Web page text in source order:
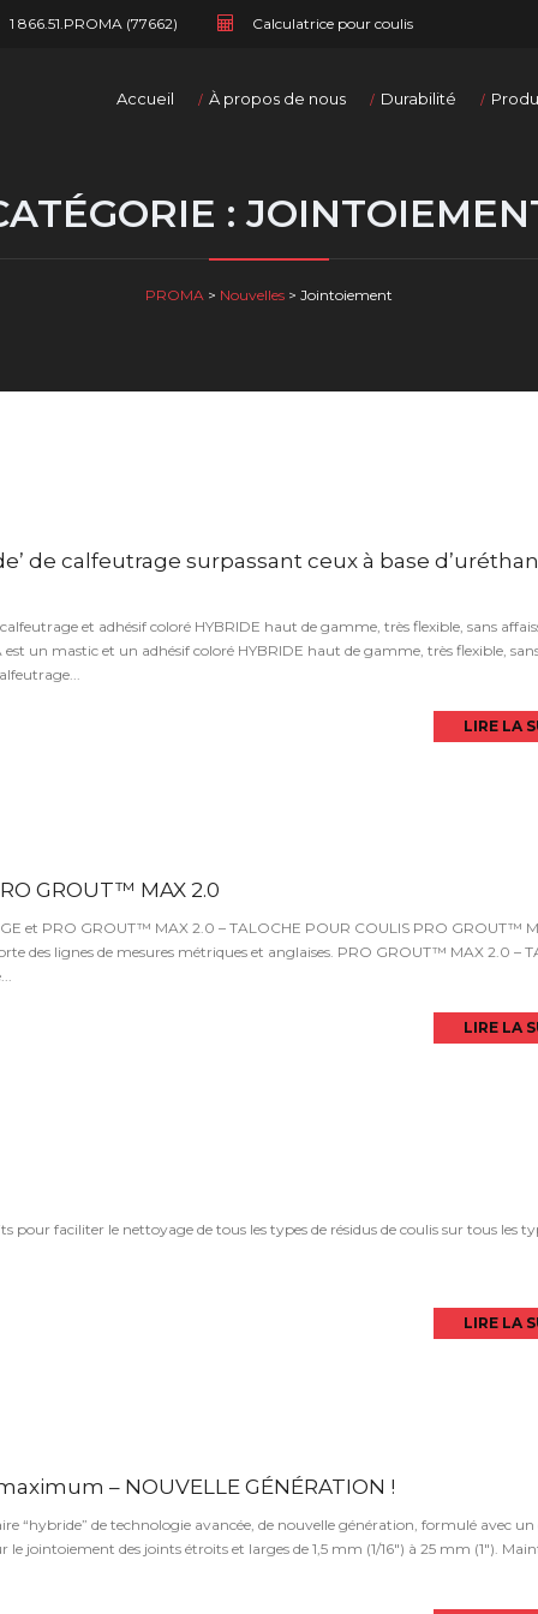
1 866.51.PROMA (77662) Calculatrice pour coulis
Accueil À propos de nous Durabilité
:
PROMA > Nouvelles > Jointoiement
de calfeutrage surpassant ceux à base
et adhésif coloré HYBRIDE haut de gamme, très flexible, sans
un mastic et un adhésif coloré HYBRIDE haut de gamme, très flexible,
LIRE LA
GROUT™ MAX 2.0
et PRO GROUT™ MAX 2.0 – TALOCHE POUR COULIS PRO GROUT™
des lignes de mesures métriques et anglaises. PRO GROUT™ MAX 2.0 –
LIRE LA
faciliter le nettoyage de tous les types de résidus de coulis sur tous les
LIRE LA
– NOUVELLE GÉNÉRATION !
“hybride” de technologie avancée, de nouvelle génération, formulé avec
jointoiement des joints étroits et larges de 1,5 mm (1/16″) à 25 mm (1″).